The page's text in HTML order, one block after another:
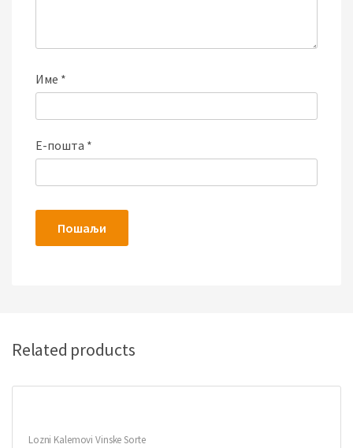
Име *
Е-пошта *
Related products
Lozni Kalemovi Vinske Sorte